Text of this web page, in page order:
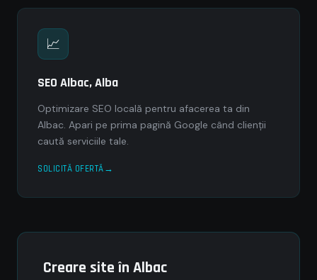
📈
SEO Albac, Alba
Optimizare SEO locală pentru afacerea ta din
Albac. Apari pe prima pagină Google când clienții
caută serviciile tale.
SOLICITĂ OFERTĂ
Creare site în Albac